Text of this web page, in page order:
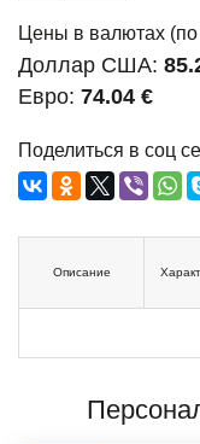
Цены в валютах
Доллар США:
Евро: 74.04 €
Поделиться в соц
Описание